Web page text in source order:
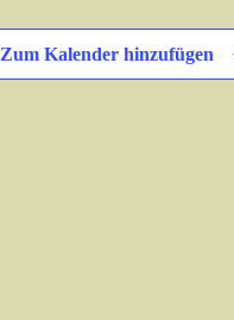
Zum Kalender hinzufügen